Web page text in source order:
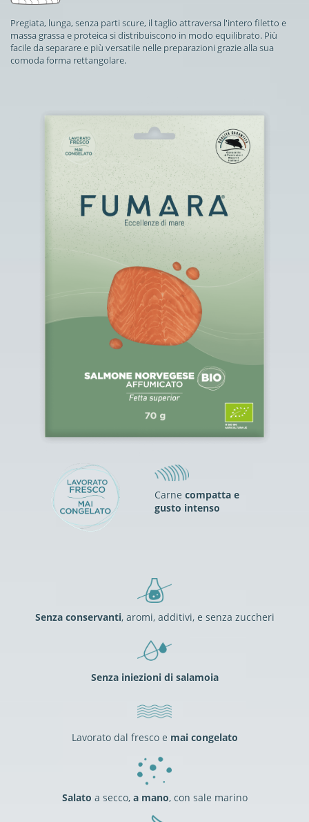
Pregiata, lunga, senza parti scure, il taglio attraversa l'intero filetto e
massa grassa e proteica si distribuiscono in modo equilibrato. Più
facile da separare e più versatile nelle preparazioni grazie alla sua
comoda forma rettangolare.
Carne compatta e
gusto intenso
Senza conservanti, aromi, additivi, e senza zuccheri
Senza iniezioni di salamoia
Lavorato dal fresco e mai congelato
Salato a secco, a mano, con sale marino